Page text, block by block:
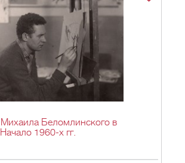
Беломлинского в
1960-х гг.